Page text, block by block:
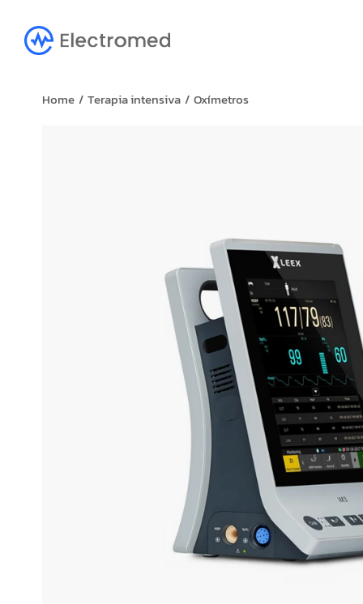
You are here:
Home Terapia intensiva Oxímetros